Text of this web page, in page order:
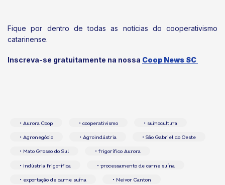
Fique por dentro de todas as notícias do cooperativismo
catarinense.
Inscreva-se gratuitamente na nossa Coop News SC
• Aurora Coop • cooperativismo • suinocultura
• Agronegócio • Agroindústria • São Gabriel do Oeste
• Mato Grosso do Sul • frigorífico Aurora
• indústria frigorífica • processamento de carne suína
• exportação de carne suína • Neivor Canton